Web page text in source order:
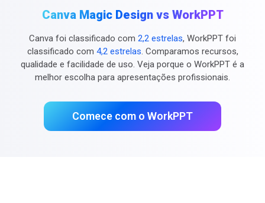
Canva Magic Design vs WorkPPT
Canva foi classificado com 2,2 estrelas, WorkPPT foi
classificado com 4,2 estrelas. Comparamos recursos,
qualidade e facilidade de uso. Veja porque o WorkPPT é a
melhor escolha para apresentações profissionais.
Comece com o WorkPPT